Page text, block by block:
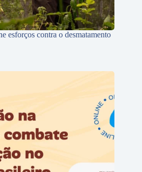
esforços contra o desmatamento